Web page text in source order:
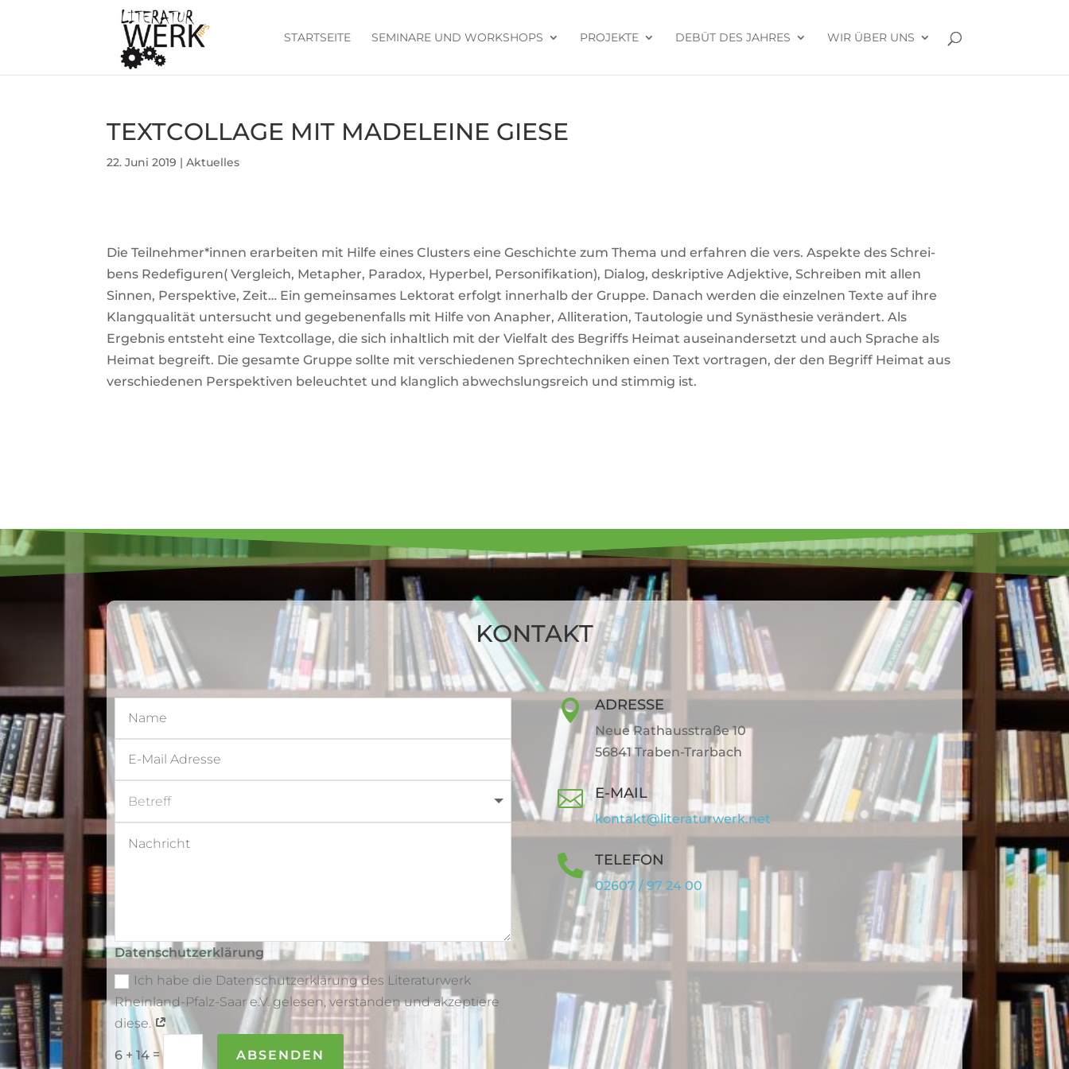
START­SEITE SEMI­NARE UND WORKSHOPS PRO­JEKTE DEBÜT DES JAHRES WIR ÜBER UNS
TEXT­COL­LAGE MIT MADE­LEINE GIESE
22. Juni 2019 |Aktuelles
Die Teilnehmer*innen erar­beiten mit Hilfe eines Clus­ters eine Geschichte zum Thema und erfahren die vers. Aspekte des Schrei­
bens Rede­fi­guren( Ver­gleich, Meta­pher, Paradox, Hyperbel, Per­so­ni­fi­ka­tion), Dialog, deskrip­tive Adjek­tive, Schreiben mit allen
Sinnen, Per­spek­tive, Zeit… Ein gemein­sames Lek­torat erfolgt inner­halb der Gruppe. Danach werden die ein­zelnen Texte auf ihre
Klang­qua­lität unter­sucht und gege­be­nen­falls mit Hilfe von Ana­pher, Alli­te­ra­tion, Tau­to­logie und Syn­äs­thesie ver­än­dert. Als
Ergebnis ent­steht eine Text­col­lage, die sich inhalt­lich mit der Viel­falt des Begriffs Heimat aus­ein­an­der­setzt und auch Sprache als
Heimat begreift. Die gesamte Gruppe sollte mit ver­schie­denen Sprech­tech­niken einen Text vor­tragen, der den Begriff Heimat aus
ver­schie­denen Per­spek­tiven beleuchtet und klang­lich abwechs­lungs­reich und stimmig ist.
KONTAKT
Datenschutzerklärung
Ich habe die Datenschutzerklärung des Literaturwerk
Rheinland-Pfalz-Saar e.V. gelesen, verstanden und akzeptiere
diese.
6 + 14 = ABSENDEN
 ADRESSE
Neue Rathausstraße 10
56841 Traben-Trarbach
 E-MAIL
kontakt@literaturwerk.net
 TELEFON
02607 / 97 24 00